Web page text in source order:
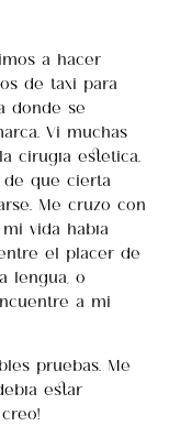
a hacer
de taxi para
donde se
Vi muchas
cirugía estética.
de que cierta
Me cruzo con
vida había
el placer de
lengua, o
a mi
pruebas. Me
estar